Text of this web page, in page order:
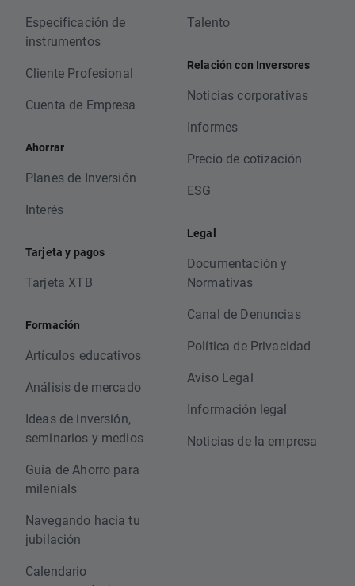
Especificación de
instrumentos
Cliente Profesional
Cuenta de Empresa
Ahorrar
Planes de Inversión
Interés
Tarjeta y pagos
Tarjeta XTB
Formación
Artículos educativos
Análisis de mercado
Ideas de inversión,
seminarios y medios
Guía de Ahorro para
milenials
Navegando hacia tu
jubilación
Calendario
Talento
Relación con Inversores
Noticias corporativas
Informes
Precio de cotización
ESG
Legal
Documentación y
Normativas
Canal de Denuncias
Política de Privacidad
Aviso Legal
Información legal
Noticias de la empresa